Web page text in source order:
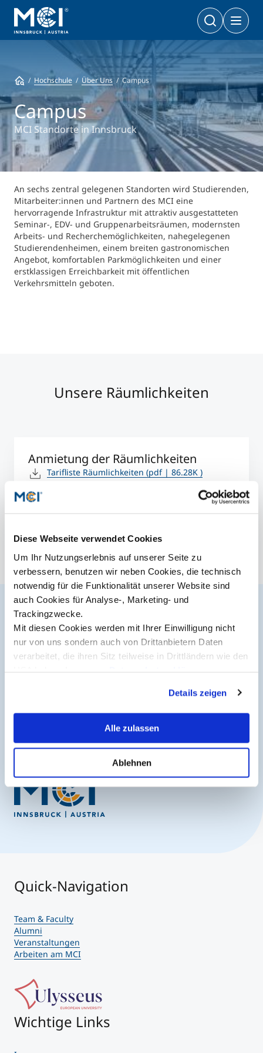
Diese Webseite verwendet Cookies
Um Ihr Nutzungserlebnis auf unserer Seite zu
verbessern, benutzen wir neben Cookies, die technisch
notwendig für die Funktionalität unserer Website sind
auch Cookies für Analyse-, Marketing- und
Trackingzwecke.
Mit diesen Cookies werden mit Ihrer Einwilligung nicht
nur von uns sondern auch von Drittanbietern Daten
verarbeitet, die ihren Sitz teilweise in Drittländern wie den
erklären Ihnen genau, was eine Datenübermittlung in die
USA bedeuten kann.
Details zeigen
Alle zulassen
Ablehnen
Bachelor
Wirtschaft & Gesellschaft
Technologie & Life Sciences
Master
Wirtschaft & Gesellschaft
Technologie & Life Sciences
Berufsbegleitend studieren
Ein Studium, das zu Ihnen passt
International studieren
An über 300 Partneruniversitäten
Wirtschaft & Gesellschaft
Technologie & Life Sciences
Doktorat
Kooperationsmöglichkeiten
Entrepreneurship & Start-ups
Doktoratsprogramme
PhD | DBA
Executive Master
MBA | MSC | LL. M.
Executive Bachelor Online
BA
Zertifikats-Lehrgänge
Micro Degrees
Technische Weiterbildung
Maßgeschneiderte Programme
Studienberatung
Executive Education Finder
Hochschule Über Uns Campus
Campus
MCI Standorte in Innsbruck
An sechs zentral gelegenen Standorten wird Studierenden,
Mitarbeiter:innen und Partnern des MCI eine
hervorragende Infrastruktur mit attraktiv ausgestatteten
Seminar-, EDV- und Gruppenarbeitsräumen, modernsten
Arbeits- und Recherchemöglichkeiten, nahegelegenen
Studierendenheimen, einem breiten gastronomischen
Angebot, komfortablen Parkmöglichkeiten und einer
erstklassigen Erreichbarkeit mit öffentlichen
Verkehrsmitteln geboten.
Unsere Räumlichkeiten
Anmietung der Räumlichkeiten
Tarifliste Räumlichkeiten (pdf | 86.28K )
(pdf |
Der MCI Newsletter
Jederzeit up-to-date und den möglicherweise
entscheidenden Schritt voraus.
Jetzt anmelden
Quick-Navigation
Team & Faculty
Alumni
Veranstaltungen
Arbeiten am MCI
Wichtige Links